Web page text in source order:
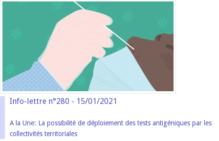
Info-lettre n°280 - 15/01/2021
A la Une: La possibilité de déploiement des tests antigéniques par les
collectivités territoriales